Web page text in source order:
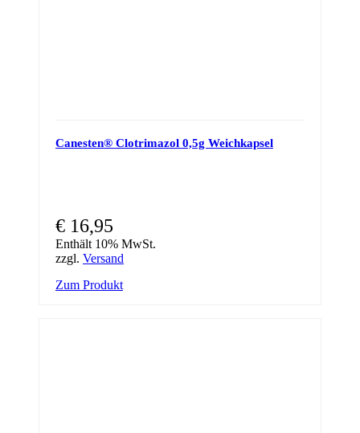
Canesten® Clotrimazol 0,5g Weichkapsel
€ 16,95
Enthält 10% MwSt.
zzgl. Versand
Zum Produkt